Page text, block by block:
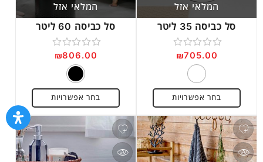
המלאי אזל
סל כביסה 35 ליטר
דורג
5
₪705.00
בחר אפשרויות
המלאי אזל
סל כביסה 60 ליטר
דורג
5
₪806.00
בחר אפשרויות